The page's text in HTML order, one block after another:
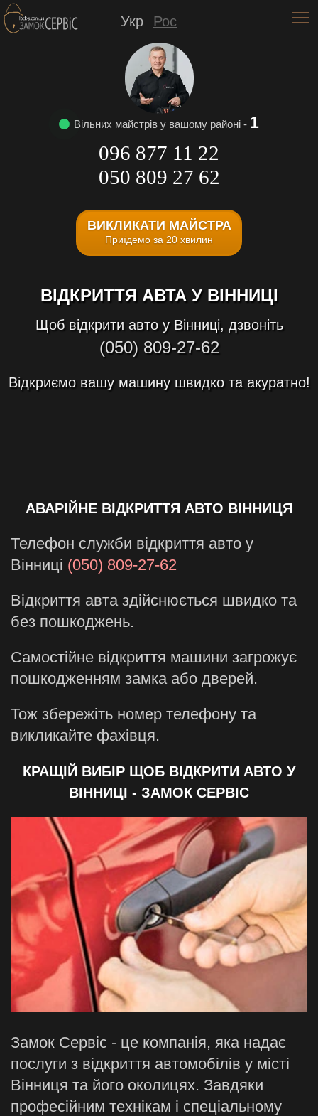
ВІДКРИТТЯ АВТА У ВІННИЦІ
Щоб відкрити авто у Вінниці, дзвоніть
(050) 809-27-62
Відкриємо вашу машинушвидко та акуратно!
АВАРІЙНЕ ВІДКРИТТЯ АВТО ВІННИЦЯ
Телефон служби відкриття авто у
Вінниці (050) 809-27-62
Відкриття авта здійснюється швидко та
без пошкоджень.
Самостійне відкриття машини загрожує
пошкодженням замка або дверей.
Тож збережіть номер телефону та
викликайте фахівця.
КРАЩІЙ ВИБІР ЩОБ ВІДКРИТИ АВТО У
ВІННИЦІ - ЗАМОК СЕРВІС
Замок Сервіс - це компанія, яка надає
послуги з відкриття автомобілів у місті
Вінниця та його околицях. Завдяки
професійним технікам і спеціальному
Укр Рос
Вільних майстрів у вашому районі - 1
096 877 11 22
050 809 27 62
ВИКЛИКАТИ МАЙСТРА
Приїдемо за 20 хвилин